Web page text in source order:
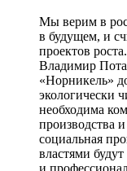
Мы верим в
в будущем, и
проектов роста.
Владимир
«Норникель»
экологически
необходима
производства и
социальная
властями
и